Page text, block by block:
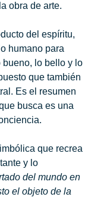
obra de arte.
del espíritu,
humano para
bueno, lo bello y lo
que también
Es el resumen
busca es una
que recrea
y lo
del mundo en
el objeto de la